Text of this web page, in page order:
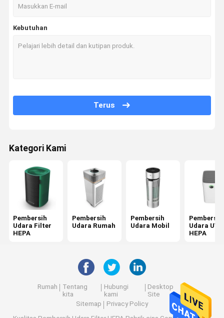
Pembersih Udara UV HEPA
Pembersih Udara Desktop
Pembersih Udara Lantai Berdiri
Pembersih Udara Anion
Sterilisasi UV Dalam
Pembersih Udara Lift
Pembersih Udara Saluran
Pembersih Udara Portabel
Filter Udara PM2.5
Pembersih Udara Generator Ozon
Kebutuhan
Terus
Kategori Kami
Pembersih
Udara Filter
HEPA
Pembersih
Udara Rumah
Pembersih
Udara Mobil
Pembersih
Udara UV
HEPA
Rumah
Tentang
kita
Hubungi
kami
Desktop
Site
Sitemap
Privacy Policy